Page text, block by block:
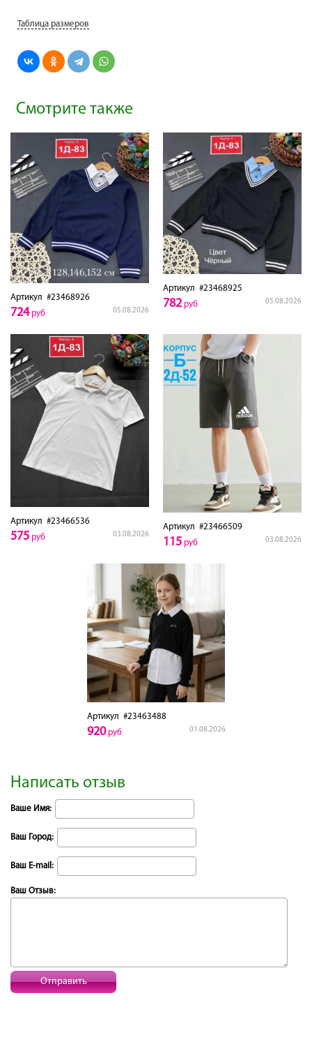
Таблица размеров
Смотрите также
Артикул #23468926
05.08.2026
724руб
Артикул #23468925
05.08.2026
782руб
Артикул #23466536
03.08.2026
575 руб
Артикул #23466509
03.08.2026
115 руб
Артикул #23463488
01.08.2026
920руб
Написать отзыв
Ваше Имя:
Ваш Город:
Ваш E-mail:
Ваш Отзыв:
Отправить